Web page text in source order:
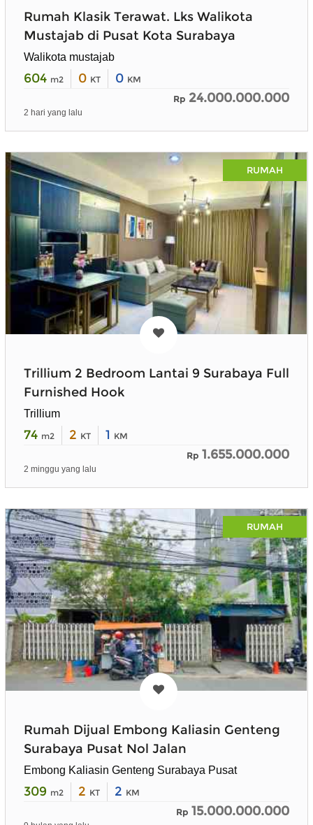
Rumah Klasik Terawat. Lks Walikota
Mustajab di Pusat Kota Surabaya
Walikota mustajab
604 m2 0 KT 0 KM
Rp 24.000.000.000
2 hari yang lalu
RUMAH
Trillium 2 Bedroom Lantai 9 Surabaya Full
Furnished Hook
Trillium
74 m2 2 KT 1 KM
Rp 1.655.000.000
2 minggu yang lalu
RUMAH
Rumah Dijual Embong Kaliasin Genteng
Surabaya Pusat Nol Jalan
Embong Kaliasin Genteng Surabaya Pusat
309 m2 2 KT 2 KM
Rp 15.000.000.000